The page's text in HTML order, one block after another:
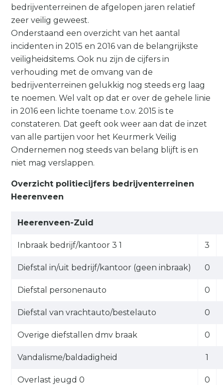
bedrijventerreinen de afgelopen jaren relatief
zeer veilig geweest.
Onderstaand een overzicht van het aantal
incidenten in 2015 en 2016 van de belangrijkste
veiligheidsitems. Ook nu zijn de cijfers in
verhouding met de omvang van de
bedrijventerreinen gelukkig nog steeds erg laag
te noemen. Wel valt op dat er over de gehele linie
in 2016 een lichte toename t.o.v. 2015 is te
constateren. Dat geeft ook weer aan dat de inzet
van alle partijen voor het Keurmerk Veilig
Ondernemen nog steeds van belang blijft is en
niet mag verslappen.
Overzicht politiecijfers bedrijventerreinen
Heerenveen
Heerenveen-Zuid
Inbraak bedrijf/kantoor 3 1 3
Diefstal in/uit bedrijf/kantoor (geen inbraak) 0
Diefstal personenauto 0
Diefstal van vrachtauto/bestelauto 0
Overige diefstallen dmv braak 0
Vandalisme/baldadigheid 1
Overlast jeugd 0 0